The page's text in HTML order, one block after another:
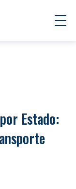
Estado: